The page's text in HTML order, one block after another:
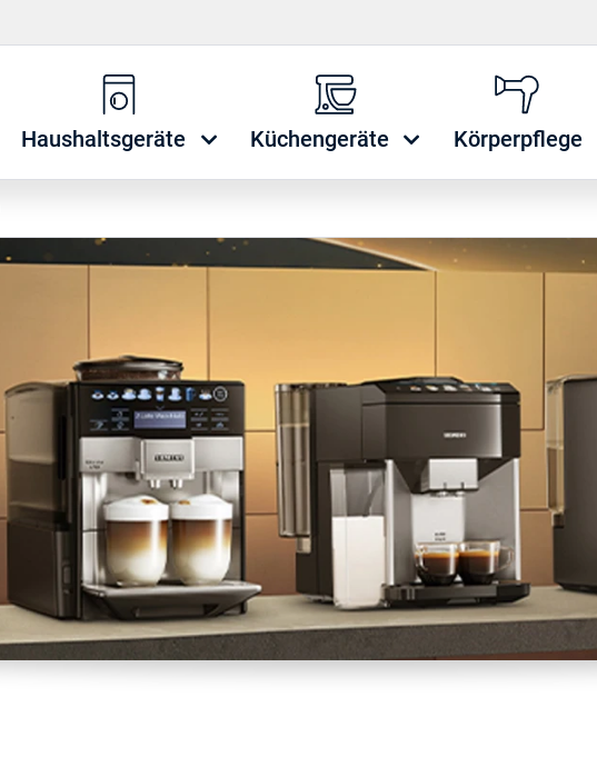
Haushaltsgeräte Küchengeräte Körperpflege